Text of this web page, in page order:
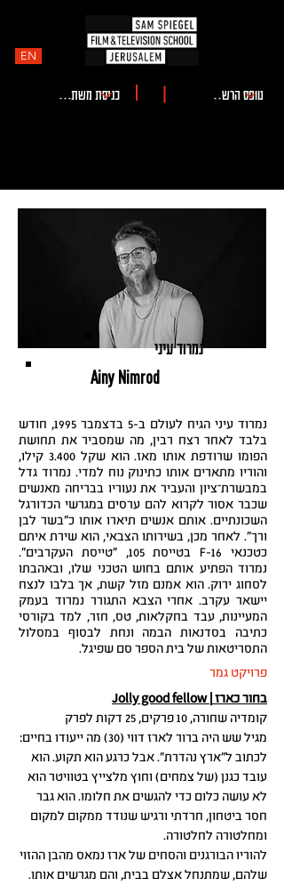
EN
נמרוד עיני
Ainy Nimrod
נמרוד עיני הגיח לעולם ב-5 בדצמבר 1995, חודש
בלבד לאחר רצח רבין, מה שמסביר את תחושת
הפומו שרודפת אותו מאז. הוא שקל 3.400 קילו,
והוריו מתארים אותו כתינוק נוח למדי. נמרוד גדל
במבשרת־ציון והעביר את נעוריו בבריחה מאנשים
שכבר אסור לקרוא להם ערסים במגרשי הכדורגל
השכונתיים. אותם אנשים תיארו אותו כ"בשר לבן
ורך". לאחר מכן, בשירותו הצבאי, הוא שירת איתם
כטכנאי F-16 בטייסת 105, "טייסת העקרבים".
נמרוד הפתיע אותם בחוש הטכני שלו, ובאהבתו
לסחוג ירוק. הוא אמנם מזל קשת, אך בלבו לנצח
יישאר עקרב. אחרי הצבא התגורר נמרוד בעמק
המעיינות, עבד בחקלאות, טס, חזר, למד בקורסי
כתיבה בסדנאות הבמה ונחת לבסוף במסלול
התסריטאות של בית הספר סם שפיגל.
פרויקט גמר
בחור כארז |
Jolly good fellow
קומדיה שחורה, 10 פרקים, 25 דקות לפרק
מגיל שש היה ברור לארז דווי (30) מה ייעודו בחיים:
לכתוב ל"ארץ נהדרת". אבל כרגע הוא תקוע. הוא
עובד כגנן (של צמחים) וחוץ מלצייץ בטוויטר הוא
לא עושה כלום כדי להגשים את חלומו. הוא גבר
חסר ביטחון, חרדתי ורגיש שנודד ממקום למקום
ומחלטורה לחלטורה.
להוריו הבורגנים והסחים של ארז נמאס מהבן ההזוי
שלהם, שמתנחל אצלם בבית, והם מגרשים אותו.